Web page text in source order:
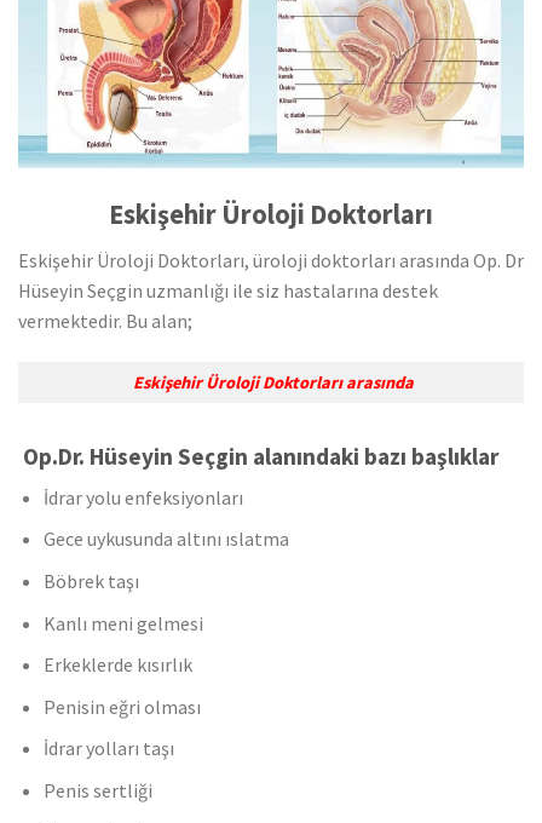
Eskişehir Üroloji Doktorları
Eskişehir Üroloji Doktorları, üroloji doktorları arasında Op. Dr
Hüseyin Seçgin uzmanlığı ile siz hastalarına destek
vermektedir. Bu alan;
Eskişehir Üroloji Doktorları arasında
Op.Dr. Hüseyin Seçgin alanındaki bazı başlıklar
İdrar yolu enfeksiyonları
Gece uykusunda altını ıslatma
Böbrek taşı
Kanlı meni gelmesi
Erkeklerde kısırlık
Penisin eğri olması
İdrar yolları taşı
Penis sertliği